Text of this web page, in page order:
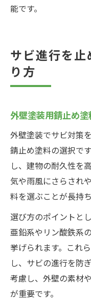
能です。
サビ進行を
り方
外壁塗装用錆止め
外壁塗装でサビ対策
錆止め塗料の選択で
し、建物の耐久性を
気や雨風にさらされ
料を選ぶことが長持
選び方のポイントと
亜鉛系やリン酸鉄系
挙げられます。これ
し、サビの進行を防
考慮し、外壁の素材
が重要です。